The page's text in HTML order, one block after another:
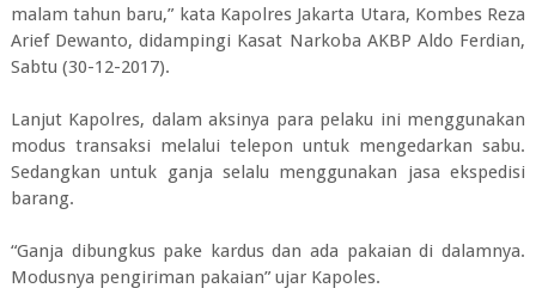
malam tahun baru,” kata Kapolres Jakarta Utara, Kombes Reza
Arief Dewanto, didampingi Kasat Narkoba AKBP Aldo Ferdian,
Sabtu (30-12-2017).
Lanjut Kapolres, dalam aksinya para pelaku ini menggunakan
modus transaksi melalui telepon untuk mengedarkan sabu.
Sedangkan untuk ganja selalu menggunakan jasa ekspedisi
barang.
“Ganja dibungkus pake kardus dan ada pakaian di dalamnya.
Modusnya pengiriman pakaian” ujar Kapoles.